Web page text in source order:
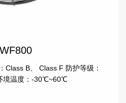
Class B、 Class F 防护等级：
境温度：-30℃~60℃